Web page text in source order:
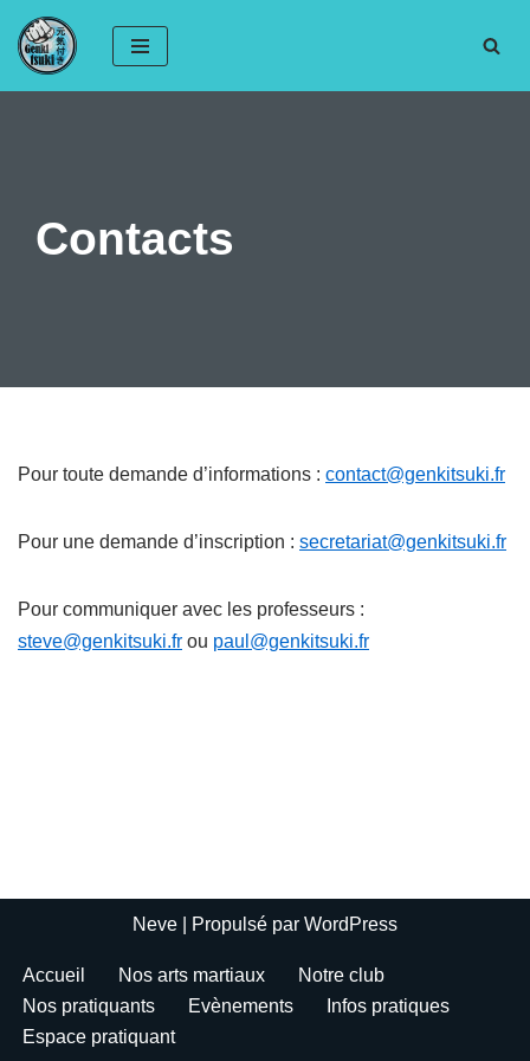
Aller
au
Contacts
Pour toute demande d’informations : contact@genkitsuki.fr
Pour une demande d’inscription : secretariat@genkitsuki.fr
Pour communiquer avec les professeurs :
steve@genkitsuki.fr ou paul@genkitsuki.fr
Neve | Propulsé par WordPress
Accueil Nos arts martiaux
Notre club
Nos pratiquants
Evènements
Infos pratiques
Espace pratiquant